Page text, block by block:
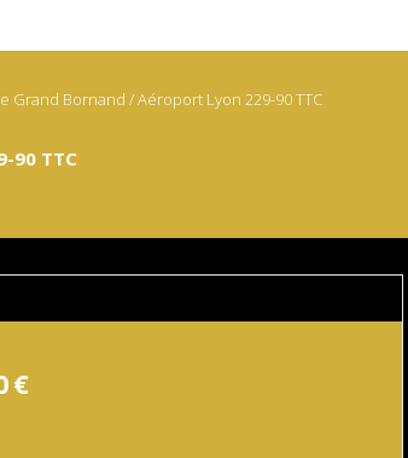
Grand Bornand / Aéroport Lyon 229-90 TTC
90 TTC
€